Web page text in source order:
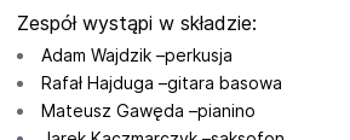
Zespół wystąpi w składzie:
Adam Wajdzik –perkusja
Rafał Hajduga –gitara basowa
Mateusz Gawęda –pianino